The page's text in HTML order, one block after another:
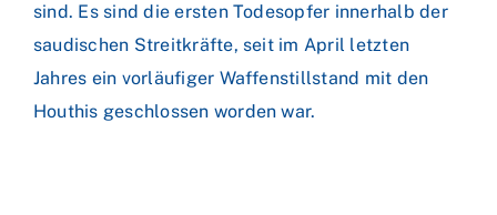
sind. Es sind die ersten Todesopfer innerhalb der
saudischen Streitkräfte, seit im April letzten
Jahres ein vorläufiger Waffenstillstand mit den
Houthis geschlossen worden war.